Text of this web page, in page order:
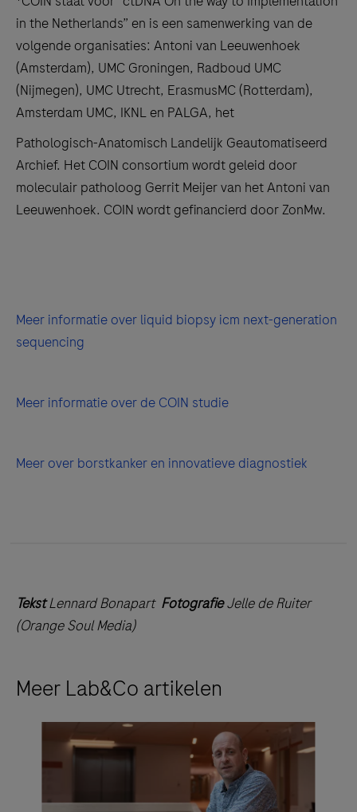
in the Netherlands” en is een samenwerking van de
volgende organisaties: Antoni van Leeuwenhoek
(Amsterdam), UMC Groningen, Radboud UMC
(Nijmegen), UMC Utrecht, ErasmusMC (Rotterdam),
Amsterdam UMC, IKNL en PALGA, het
Pathologisch-Anatomisch Landelijk Geautomatiseerd
Archief. Het COIN consortium wordt geleid door
moleculair patholoog Gerrit Meijer van het Antoni van
Leeuwenhoek. COIN wordt gefinancierd door ZonMw.
Meer informatie over liquid biopsy icm next-generation
sequencing
Meer informatie over de COIN studie
Meer over borstkanker en innovatieve diagnostiek
TekstLennard Bonapart FotografieJelle de Ruiter
(Orange Soul Media)
Meer Lab&Co artikelen